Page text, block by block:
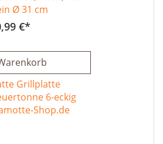
Ø 31 cm
€